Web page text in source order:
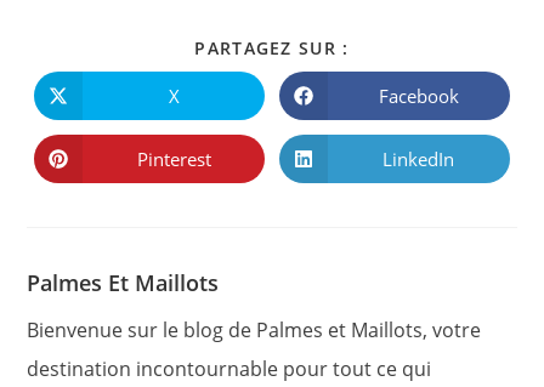
PARTAGEZ SUR :
Ouvrir
dans
une
autre
fenêtre
X Ouvrir
dans
une
autre
fenêtre
Facebook
Ouvrir
dans
Pinterest Ouvrir
dans
LinkedIn
Palmes Et Maillots
Bienvenue sur le blog de Palmes et Maillots, votre
destination incontournable pour tout ce qui